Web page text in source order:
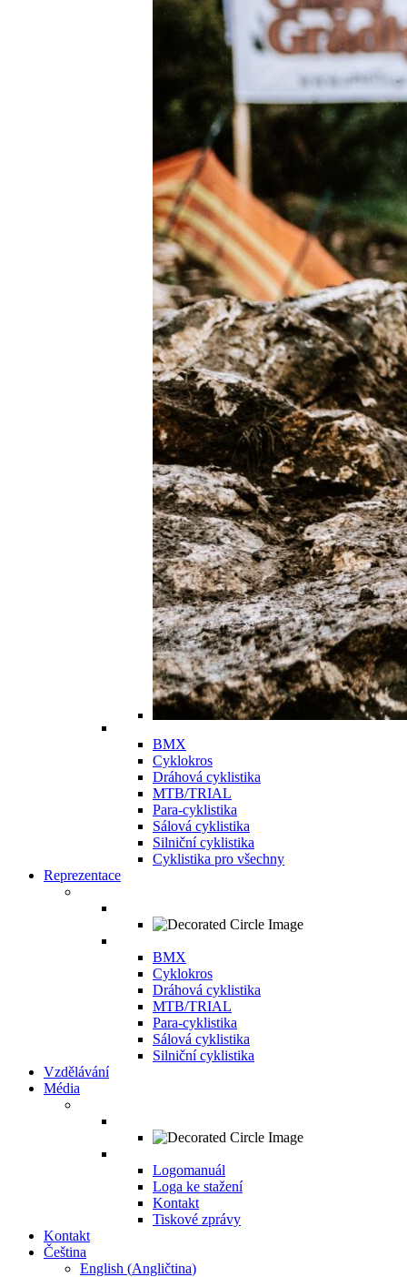
BMX
Cyklokros
Dráhová cyklistika
MTB/TRIAL
Para-cyklistika
Sálová cyklistika
Silniční cyklistika
Cyklistika pro všechny
Reprezentace
BMX
Cyklokros
Dráhová cyklistika
MTB/TRIAL
Para-cyklistika
Sálová cyklistika
Silniční cyklistika
Vzdělávání
Média
Logomanuál
Loga ke stažení
Kontakt
Tiskové zprávy
Kontakt
Čeština
English (Angličtina)